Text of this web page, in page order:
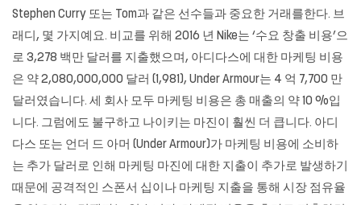
Stephen Curry 또는 Tom과 같은 선수들과 중요한 거래를한다. 브
래디, 몇 가지예요. 비교를 위해 2016 년 Nike는 ‘수요 창출 비용’으
로 3,278 백만 달러를 지출했으며, 아디다스에 대한 마케팅 비용
은 약 2,080,000,000 달러 (1,981), Under Armour는 4 억 7,700 만
달러였습니다. 세 회사 모두 마케팅 비용은 총 매출의 약 10 %입
니다. 그럼에도 불구하고 나이키는 마진이 훨씬 더 큽니다. 아디
다스 또는 언더 드 아머 (Under Armour)가 마케팅 비용에 소비하
는 추가 달러로 인해 마케팅 마진에 대한 지출이 추가로 발생하기
때문에 공격적인 스폰서 십이나 마케팅 지출을 통해 시장 점유율